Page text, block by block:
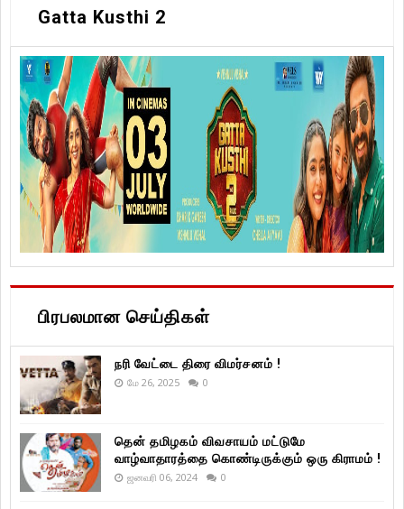
Gatta Kusthi 2
பிரபலமான செய்திகள்
நரி வேட்டை திரை விமர்சனம் !
மே 26, 2025 0
தென் தமிழகம் விவசாயம் மட்டுமே
வாழ்வாதாரத்தை கொண்டிருக்கும் ஒரு கிராமம் !
ஜனவரி 06, 2024 0